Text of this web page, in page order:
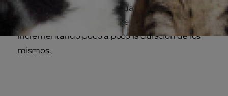
déjale explorar el interior. Cuando se haya
acostumbrado puedes hacer viajes cortos,
incrementando poco a poco la duración de los
mismos.